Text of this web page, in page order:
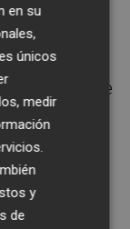
con el
estas
haberle
Racic fue
el
escoge mal
en su
únicos
medir
y
de